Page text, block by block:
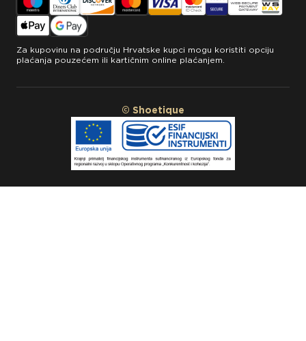
Za kupovinu na području Hrvatske kupci mogu koristiti opciju
plaćanja pouzećem ili kartičnim online plaćanjem.
© Shoetique